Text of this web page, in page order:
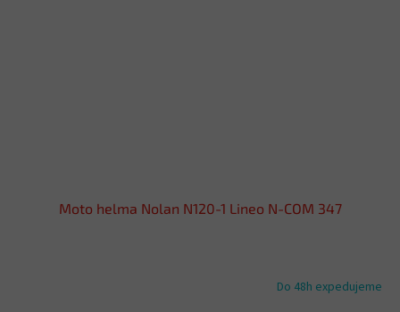
Moto helma Nolan N120-1 Lineo N-COM 347
Do 48h expedujeme